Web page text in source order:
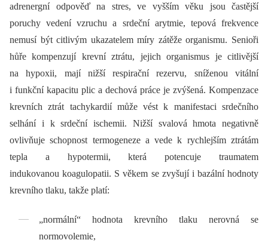
adrenergní odpověď na stres, ve vyšším věku jsou častější
poruchy vedení vzruchu a srdeční arytmie, tepová frekvence
nemusí být citlivým ukazatelem míry zátěže organismu. Senioři
hůře kompenzují krevní ztrátu, jejich organismus je citlivější
na hypoxii, mají nižší respirační rezervu, sníženou vitální
i funkční kapacitu plic a dechová práce je zvýšená. Kompenzace
krevních ztrát tachykardií může vést k manifestaci srdečního
selhání i k srdeční ischemii. Nižší svalová hmota negativně
ovlivňuje schopnost termogeneze a vede k rychlejším ztrátám
tepla a hypotermii, která potencuje traumatem
indukovanou koagulopatii. S věkem se zvyšují i bazální hodnoty
krevního tlaku, takže platí:
„normální“ hodnota krevního tlaku nerovná se
normovolemie,